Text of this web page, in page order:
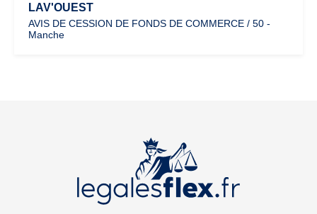
LAV'OUEST
AVIS DE CESSION DE FONDS DE COMMERCE / 50 -
Manche